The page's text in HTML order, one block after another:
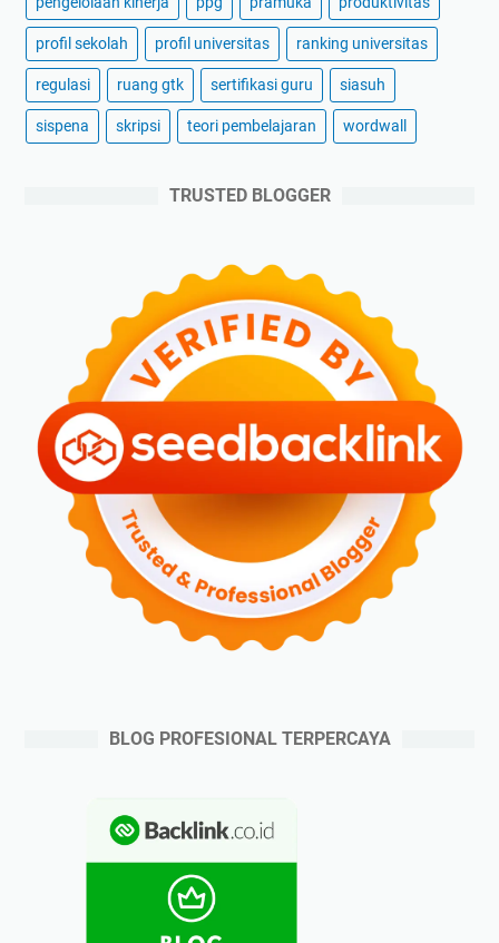
profil sekolah profil universitas ranking universitas
regulasi ruang gtk sertifikasi guru siasuh
sispena skripsi teori pembelajaran wordwall
TRUSTED BLOGGER
BLOG PROFESIONAL TERPERCAYA